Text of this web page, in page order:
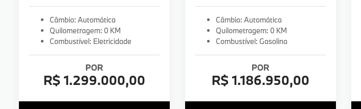
Câmbio: Automática
Quilometragem: 0 KM
Combustível: Eletricidade
POR
R$ 1.299.000,00
Câmbio: Automática
Quilometragem: 0 KM
Combustível: Gasolina
POR
R$ 1.186.950,00